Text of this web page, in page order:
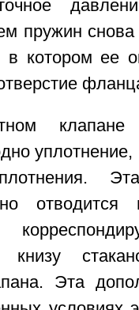
пружин
в котором ее
клапане
отводится
книзу
Эта